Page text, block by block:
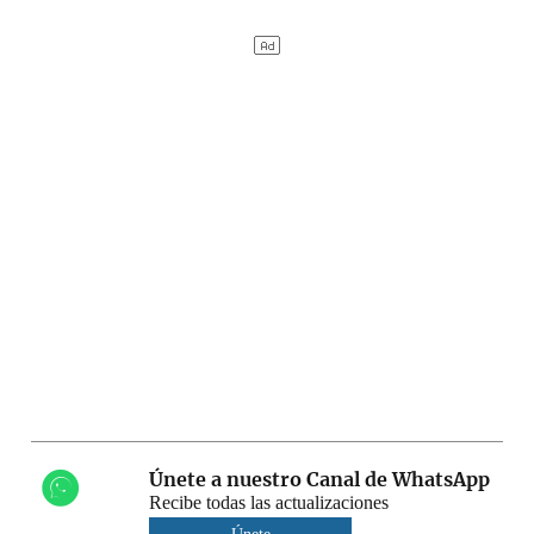
Únete a nuestro Canal de WhatsApp
Recibe todas las actualizaciones